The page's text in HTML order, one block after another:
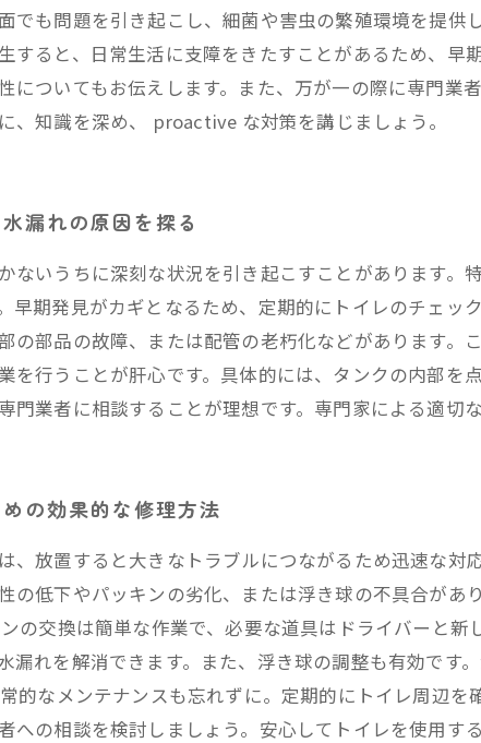
でも問題を引き起こし、細菌や害虫の繁殖環境を提
すると、日常生活に支障をきたすことがあるため、
についてもお伝えします。また、万が一の際に専門
、知識を深め、 proactive な対策を講じましょう。
漏れの原因を探る
ないうちに深刻な状況を引き起こすことがあります
早期発見がカギとなるため、定期的にトイレのチェ
の部品の故障、または配管の老朽化などがあります
を行うことが肝心です。具体的には、タンクの内部
門業者に相談することが理想です。専門家による適切
の効果的な修理方法
、放置すると大きなトラブルにつながるため迅速な
の低下やパッキンの劣化、または浮き球の不具合が
の交換は簡単な作業で、必要な道具はドライバーと
漏れを解消できます。また、浮き球の調整も有効で
的なメンテナンスも忘れずに。定期的にトイレ周辺
への相談を検討しましょう。安心してトイレを使用す